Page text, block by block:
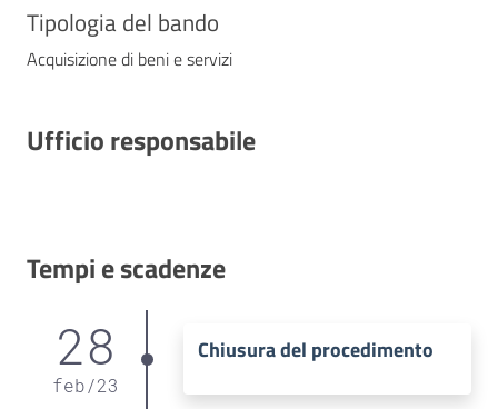
Tipologia del bando
Acquisizione di beni e servizi
Ufficio responsabile
Tempi e scadenze
28
feb/23
Chiusura del procedimento